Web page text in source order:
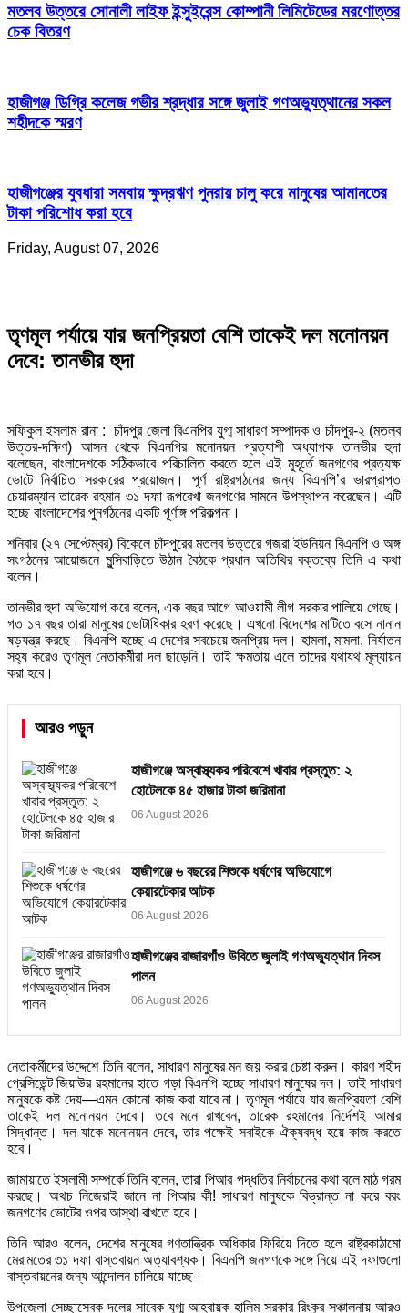
মতলব উত্তরে সোনালী লাইফ ইন্সুইরেন্স কোম্পানী লিমিটেডের মরণোত্তর
চেক বিতরণ
হাজীগঞ্জ ডিগ্রি কলেজ গভীর শ্রদ্ধার সঙ্গে জুলাই গণঅভ্যুত্থানের সকল
শহীদকে স্মরণ
হাজীগঞ্জের যুবধারা সমবায় ক্ষুদ্রঋণ পুনরায় চালু করে মানুষের আমানতের
টাকা পরিশোধ করা হবে
Friday, August 07, 2026
তৃণমূল পর্যায়ে যার জনপ্রিয়তা বেশি তাকেই দল মনোনয়ন
দেবে: তানভীর হুদা
সফিকুল ইসলাম রানা : চাঁদপুর জেলা বিএনপির যুগ্ম সাধারণ সম্পাদক ও চাঁদপুর-২ (মতলব
উত্তর-দক্ষিণ) আসন থেকে বিএনপির মনোনয়ন প্রত্যাশী অধ্যাপক তানভীর হুদা
বলেছেন, বাংলাদেশকে সঠিকভাবে পরিচালিত করতে হলে এই মুহূর্তে জনগণের প্রত্যক্ষ
ভোটে নির্বাচিত সরকারের প্রয়োজন। পূর্ণ রাষ্ট্রগঠনের জন্য বিএনপি’র ভারপ্রাপ্ত
চেয়ারম্যান তারেক রহমান ৩১ দফা রূপরেখা জনগণের সামনে উপস্থাপন করেছেন। এটি
হচ্ছে বাংলাদেশের পুনর্গঠনের একটি পূর্ণাঙ্গ পরিকল্পনা।
শনিবার (২৭ সেপ্টেম্বর) বিকেলে চাঁদপুরের মতলব উত্তরে গজরা ইউনিয়ন বিএনপি ও অঙ্গ
সংগঠনের আয়োজনে মুন্সিবাড়িতে উঠান বৈঠকে প্রধান অতিথির বক্তব্যে তিনি এ কথা
বলেন।
তানভীর হুদা অভিযোগ করে বলেন, এক বছর আগে আওয়ামী লীগ সরকার পালিয়ে গেছে।
গত ১৭ বছর তারা মানুষের ভোটাধিকার হরণ করেছে। এখনো বিদেশের মাটিতে বসে নানান
ষড়যন্ত্র করছে। বিএনপি হচ্ছে এ দেশের সবচেয়ে জনপ্রিয় দল। হামলা, মামলা, নির্যাতন
সহ্য করেও তৃণমূল নেতাকর্মীরা দল ছাড়েনি। তাই ক্ষমতায় এলে তাদের যথাযথ মূল্যায়ন
করা হবে।
আরও পড়ুন
হাজীগঞ্জে অস্বাস্থ্যকর পরিবেশে খাবার প্রস্তুত: ২
হোটেলকে ৪৫ হাজার টাকা জরিমানা
06 August 2026
হাজীগঞ্জে ৬ বছরের শিশুকে ধর্ষণের অভিযোগে
কেয়ারটেকার আটক
06 August 2026
হাজীগঞ্জের রাজারগাঁও উবিতে জুলাই গণঅভ্যুত্থান দিবস
পালন
06 August 2026
নেতাকর্মীদের উদ্দেশে তিনি বলেন, সাধারণ মানুষের মন জয় করার চেষ্টা করুন। কারণ শহীদ
প্রেসিডেন্ট জিয়াউর রহমানের হাতে গড়া বিএনপি হচ্ছে সাধারণ মানুষের দল। তাই সাধারণ
মানুষকে কষ্ট দেয়—এমন কোনো কাজ করা যাবে না। তৃণমূল পর্যায়ে যার জনপ্রিয়তা বেশি
তাকেই দল মনোনয়ন দেবে। তবে মনে রাখবেন, তারেক রহমানের নির্দেশই আমার
সিদ্ধান্ত। দল যাকে মনোনয়ন দেবে, তার পক্ষেই সবাইকে ঐক্যবদ্ধ হয়ে কাজ করতে
হবে।
জামায়াতে ইসলামী সম্পর্কে তিনি বলেন, তারা পিআর পদ্ধতির নির্বাচনের কথা বলে মাঠ গরম
করছে। অথচ নিজেরাই জানে না পিআর কী! সাধারণ মানুষকে বিভ্রান্ত না করে বরং
জনগণের ভোটের ওপর আস্থা রাখতে হবে।
তিনি আরও বলেন, দেশের মানুষের গণতান্ত্রিক অধিকার ফিরিয়ে দিতে হলে রাষ্ট্রকাঠামো
মেরামতের ৩১ দফা বাস্তবায়ন অত্যাবশ্যক। বিএনপি জনগণকে সঙ্গে নিয়ে এই দফাগুলো
বাস্তবায়নের জন্য আন্দোলন চালিয়ে যাচ্ছে।
উপজেলা সেচ্ছাসেবক দলের সাবেক যুগ্ম আহ্বায়ক হালিম সরকার রিংকুর সঞ্চালনায় আরও